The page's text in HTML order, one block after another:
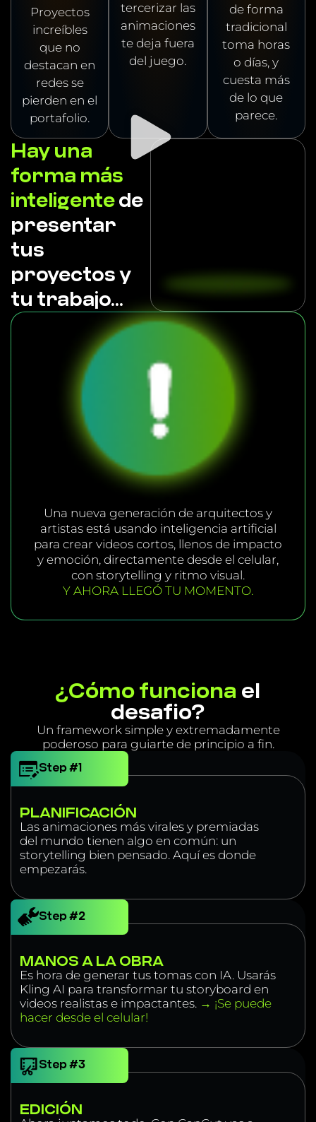
Proyectos
increíbles
que no
destacan en
redes se
pierden en el
portafolio.
tercerizar las
animaciones
te deja fuera
del juego.
de forma
tradicional
toma horas
o días, y
cuesta más
de lo que
parece.
Hay una
forma más
inteligentede
presentar
tus
proyectos y
tu trabajo...
Una nueva generación de arquitectos y
artistas está usando inteligencia artificial
para crear videos cortos, llenos de impacto
y emoción, directamente desde el celular,
con storytelling y ritmo visual.
Y AHORA LLEGÓ TU MOMENTO.
¿Cómo funciona el
desafio?
Un framework simple y extremadamente
poderoso para guiarte de principio a fin.
Step #1
PLANIFICACIÓN
Las animaciones más virales y premiadas
del mundo tienen algo en común: un
storytelling bien pensado. Aquí es donde
empezarás.
Step #2
MANOS A LA OBRA
Es hora de generar tus tomas con IA. Usarás
Kling AI para transformar tu storyboard en
videos realistas e impactantes. → ¡Se puede
hacer desde el celular!
Step #3
EDICIÓN